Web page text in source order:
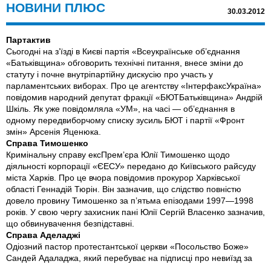
НОВИНИ ПЛЮС 30.03.2012
Партактив
Сьогодні на з’їзді в Києві партія «Всеукраїнське об’єднання
«Батьківщина» обговорить технічні питання, внесе зміни до
статуту і почне внутріпартійну дискусію про участь у
парламентських виборах. Про це агентству «Інтерфакс­Україна»
повідомив народний депутат фракції «БЮТ­Батьківщина» Андрій
Шкіль. Як уже повідомляла «УМ», на часі — об’єднання в
одному передвиборчому списку зусиль БЮТ і партії «Фронт
змін» Арсенія Яценюка.
Справа Тимошенко
Кримінальну справу екс­Прем’єра Юлії Тимошенко щодо
діяльності корпорації «ЄЕСУ» передано до Київського райсуду
міста Харків. Про це вчора повідомив прокурор Харківської
області Геннадій Тюрін. Він зазначив, що слідство повністю
довело провину Тимошенко за п’ятьма епізодами 1997—1998
років. У свою чергу захисник пані Юлії Сергій Власенко зазначив,
що обвинувачення безпідставні.
Справа Аделаджі
Одіозний пастор протестантської церкви «Посольство Боже»
Сандей Адаладжа, який перебуває на підписці про невиїзд за